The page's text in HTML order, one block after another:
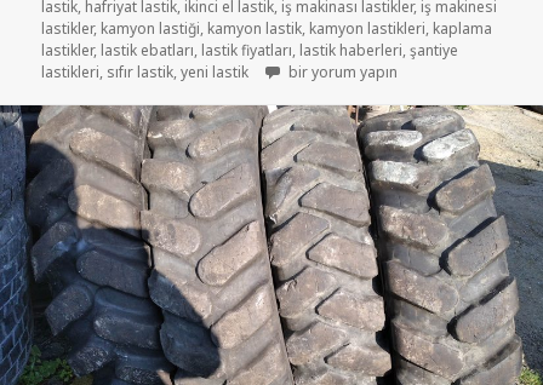
lastik, hafriyat lastik, ikinci el lastik, iş makinası lastikler, iş makinesi
lastikler, kamyon lastiği, kamyon lastik, kamyon lastikleri, kaplama
lastikler, lastik ebatları, lastik fiyatları, lastik haberleri,şantiye
lastikleri, sıfır lastik,yeni lastik 1000-20 iş makinası lastikler için
bir yorum yapın